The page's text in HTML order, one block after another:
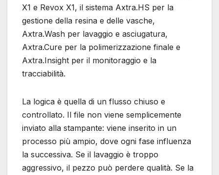
X1 e Revox X1, il sistema Axtra.HS per la
gestione della resina e delle vasche,
Axtra.Wash per lavaggio e asciugatura,
Axtra.Cure per la polimerizzazione finale e
Axtra.Insight per il monitoraggio e la
tracciabilità.
La logica è quella di un flusso chiuso e
controllato. Il file non viene semplicemente
inviato alla stampante: viene inserito in un
processo più ampio, dove ogni fase influenza
la successiva. Se il lavaggio è troppo
aggressivo, il pezzo può perdere qualità. Se la